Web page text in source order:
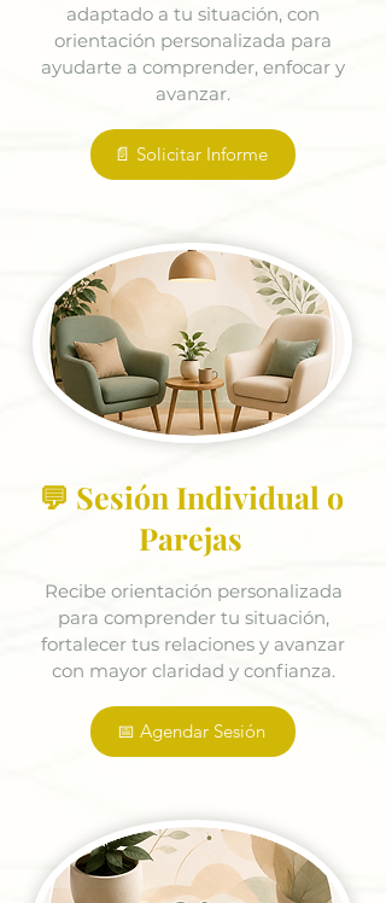
adaptado a tu situación, con
orientación personalizada para
ayudarte a comprender, enfocar y
avanzar.
📄 Solicitar Informe
💬 Sesión Individual o
Parejas
Recibe orientación personalizada
para comprender tu situación,
fortalecer tus relaciones y avanzar
con mayor claridad y confianza.
📅 Agendar Sesión